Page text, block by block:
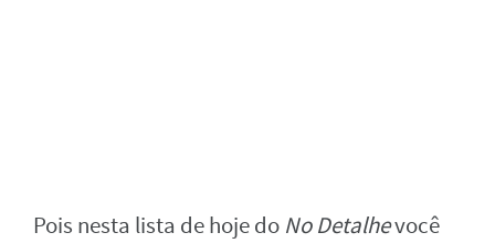
Pois nesta lista de hoje do No Detalhevocê